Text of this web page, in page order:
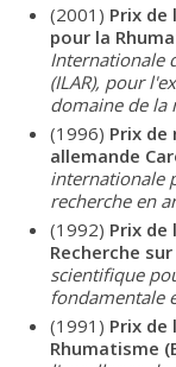
(2001) Prix
pour la
Internationale
(ILAR), pour
domaine de la
(1996) Prix
allemande
internationale
recherche en
(1992) Prix
Recherche
scientifique
fondamentale
(1991) Prix de
Rhumatisme